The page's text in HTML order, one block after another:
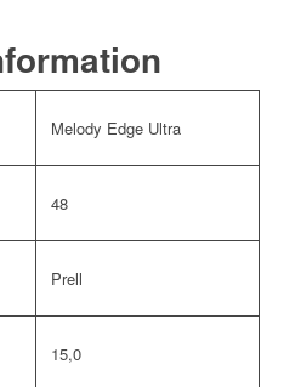
Melody Edge Ultra
48
Prell
15,0